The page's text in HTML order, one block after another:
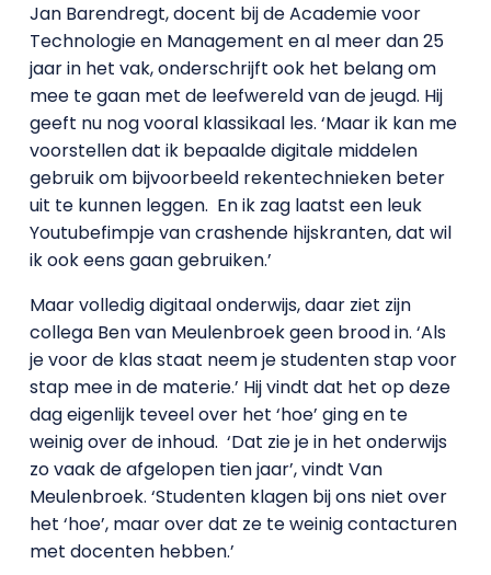
Jan Barendregt, docent bij de Academie voor
Technologie en Management en al meer dan 25
jaar in het vak, onderschrijft ook het belang om
mee te gaan met de leefwereld van de jeugd. Hij
geeft nu nog vooral klassikaal les. ‘Maar ik kan me
voorstellen dat ik bepaalde digitale middelen
gebruik om bijvoorbeeld rekentechnieken beter
uit te kunnen leggen. En ik zag laatst een leuk
Youtubefimpje van crashende hijskranten, dat wil
ik ook eens gaan gebruiken.’
Maar volledig digitaal onderwijs, daar ziet zijn
collega Ben van Meulenbroek geen brood in. ‘Als
je voor de klas staat neem je studenten stap voor
stap mee in de materie.’ Hij vindt dat het op deze
dag eigenlijk teveel over het ‘hoe’ ging en te
weinig over de inhoud. ‘Dat zie je in het onderwijs
zo vaak de afgelopen tien jaar’, vindt Van
Meulenbroek. ‘Studenten klagen bij ons niet over
het ‘hoe’, maar over dat ze te weinig contacturen
met docenten hebben.’